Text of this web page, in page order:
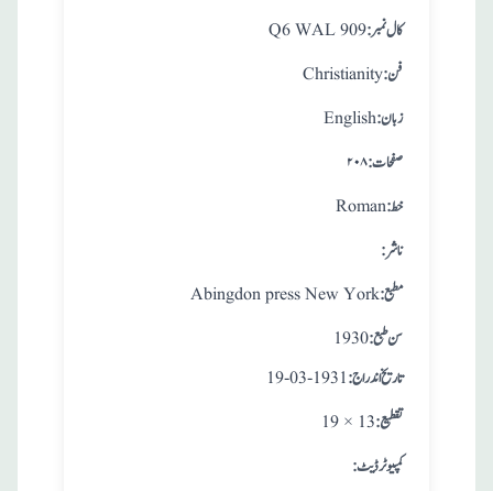
Q6 WAL 909:کال نمبر
Christianity :فن
English:زبان
۲۰۸:صفحات
Roman:خط
:ناشر
Abingdon press New York:مطبع
1930: سن طبع
19-03-1931 : تاريخ اندراج
19 × 13 :تقطيع
:کمپیوٹر ڈیٹ